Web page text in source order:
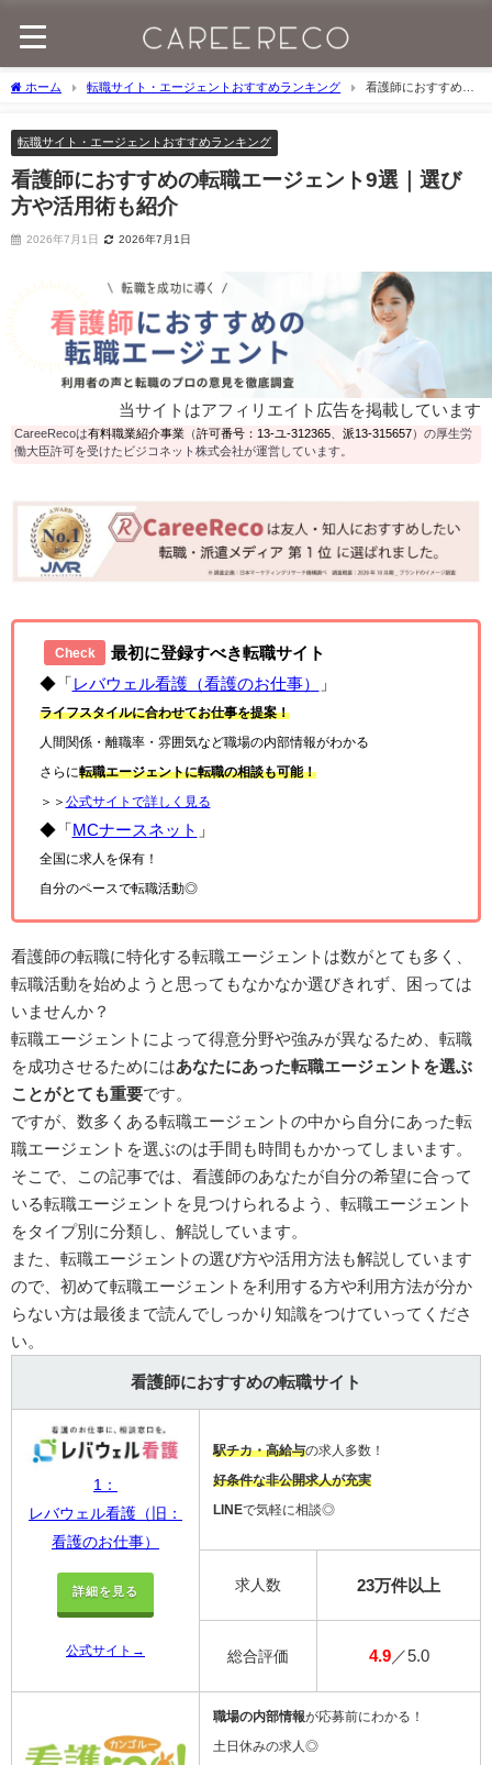
ホーム 転職サイト・エージェントおすすめランキング
看護師におすすめの
転職サイト・エージェントおすすめランキング
看護師におすすめの転職エージェント9選｜選び
方や活用術も紹介
2026年7月1日 2026年7月1日
当サイトはアフィリエイト広告を掲載しています
CareeRecoは有料職業紹介事業 （許可番号：13-ユ-312365 派13-315657）の厚生労
働大臣許可を受けたビジコネット株式会社が運営しています。
Check
最初に登録すべき転職サイト
◆「 レバウェル看護（看護のお仕事） 」
ライフスタイルに合わせてお仕事を提案！
人間関係・離職率・雰囲気など職場の内部情報がわかる
さらに転職エージェントに転職の相談も可能！
＞＞ 公式サイトで詳しく見る
◆「MCナースネット 」
全国に求人を保有！
自分のペースで転職活動◎
看護師の転職に特化する転職エージェントは数がとても多く、
転職活動を始めようと思ってもなかなか選びきれず、困っては
いませんか？
転職エージェントによって得意分野や強みが異なるため、転職
を成功させるためにはあなたにあった転職エージェントを選ぶ
ことがとても重要です。
ですが、数多くある転職エージェントの中から自分にあった転
職エージェントを選ぶのは手間も時間もかかってしまいます。
そこで、この記事では、看護師のあなたが自分の希望に合って
いる転職エージェントを見つけられるよう、転職エージェント
をタイプ別に分類し、解説しています。
また、転職エージェントの選び方や活用方法も解説しています
ので、初めて転職エージェントを利用する方や利用方法が分か
らない方は最後まで読んでしっかり知識をつけていってくださ
い。
看護師におすすめの転職サイト
1：
レバウェル看護（旧：
看護のお仕事）
詳細を見る
公式サイト→
駅チカ・高給与の求人多数！
好条件な非公開求人が充実
LINEで気軽に相談◎
求人数 23万件以上
総合評価 4.9／5.0
職場の内部情報が応募前にわかる！
土日休みの求人◎